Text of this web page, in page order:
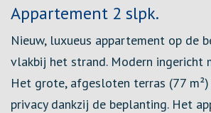
Omschrijving
Appartement 2 slpk.
Nieuw, luxueus appartement op de
vlakbij het strand. Modern ingericht
Het grote, afgesloten terras (77
privacy dankzij de beplanting. Het